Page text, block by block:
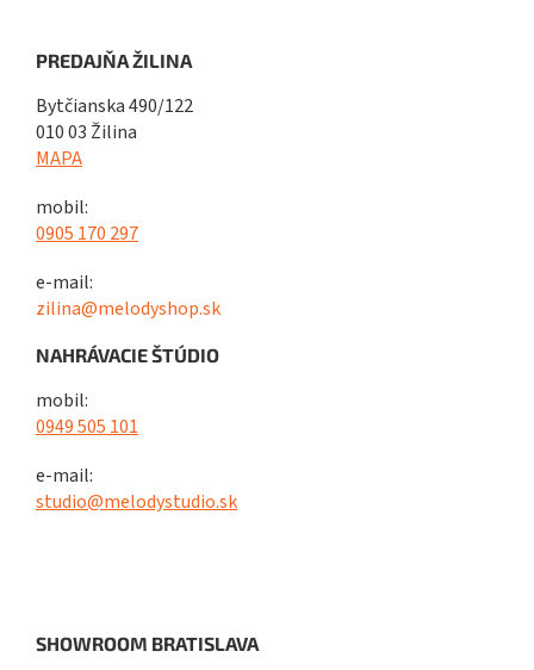
PREDAJŇA ŽILINA
Bytčianska 490/122
010 03 Žilina
MAPA
mobil:
0905 170 297
e-mail:
zilina@melodyshop.sk
NAHRÁVACIE ŠTÚDIO
mobil:
0949 505 101
e-mail:
studio@melodystudio.sk
SHOWROOM BRATISLAVA